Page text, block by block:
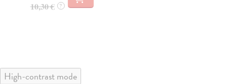
10,30 € ?
High-contrast mode